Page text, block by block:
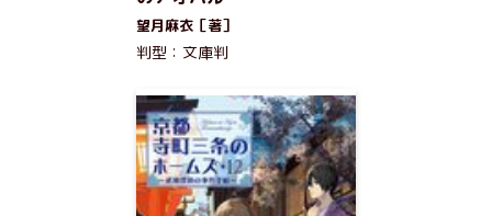
望月麻衣［著］
判型：文庫判